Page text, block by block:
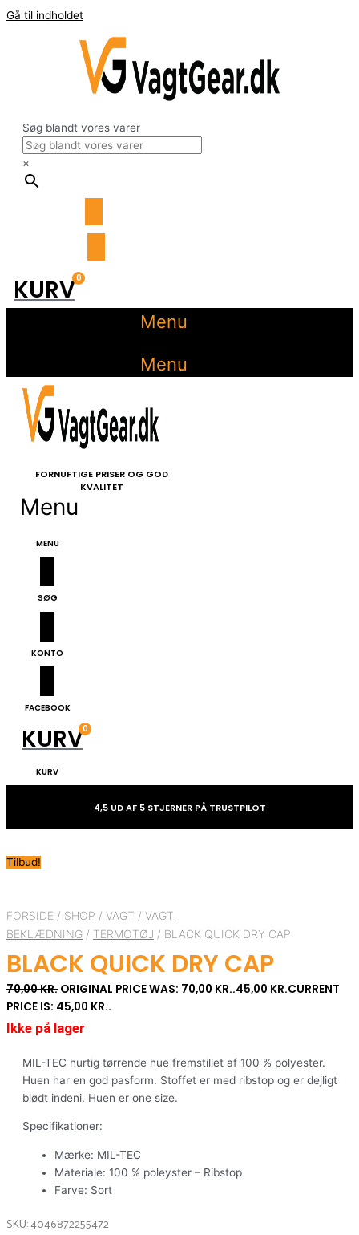
Gå til indholdet
Søg blandt vores varer
×
0
KURV
Menu
Menu
FORNUFTIGE PRISER OG GOD
KVALITET
Menu
MENU
SØG
KONTO
FACEBOOK
0
KURV
KURV
4,5 UD AF 5 STJERNER PÅ TRUSTPILOT
Tilbud!
FORSIDE / SHOP / VAGT / VAGT
BEKLÆDNING / TERMOTØJ / BLACK QUICK DRY CAP
BLACK QUICK DRY CAP
70,00KR. ORIGINAL PRICE WAS: 70,00 KR..45,00 KR.CURRENT
PRICE IS: 45,00 KR..
Ikke på lager
MIL-TEC hurtig tørrende hue fremstillet af 100 % polyester.
Huen har en god pasform. Stoffet er med ribstop og er dejligt
blødt indeni. Huen er one size.
Specifikationer:
Mærke: MIL-TEC
Materiale: 100 % poleyster – Ribstop
Farve: Sort
SKU: 4046872255472